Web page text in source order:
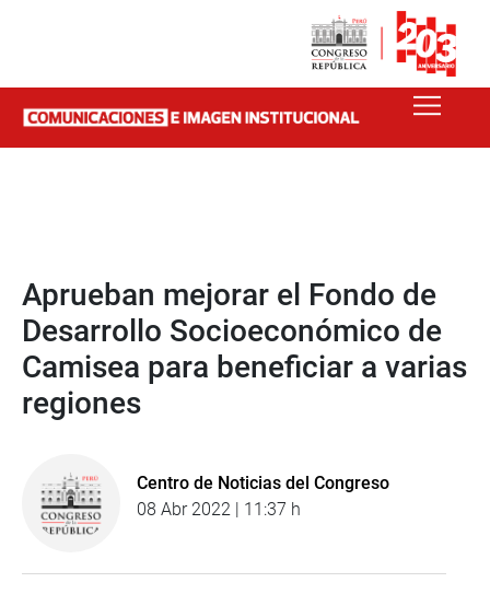
Aprueban mejorar el Fondo de
Desarrollo Socioeconómico de
Camisea para beneficiar a varias
regiones
Centro de Noticias del Congreso
08 Abr 2022 | 11:37 h